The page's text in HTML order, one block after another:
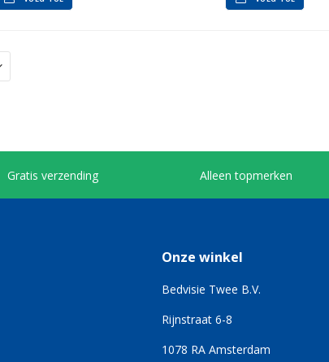
Gratis verzending Alleen topmerken
Onze winkel
Bedvisie Twee B.V.
Rijnstraat 6-8
1078 RA Amsterdam